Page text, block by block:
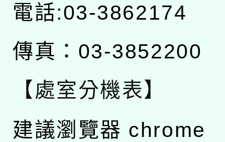
電話:03-3862174
傳真：03-3852200
【處室分機表】
建議瀏覽器 chrome